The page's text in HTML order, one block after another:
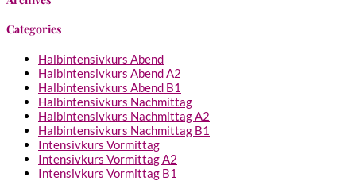
Categories
Halbintensivkurs Abend
Halbintensivkurs Abend A2
Halbintensivkurs Abend B1
Halbintensivkurs Nachmittag
Halbintensivkurs Nachmittag A2
Halbintensivkurs Nachmittag B1
Intensivkurs Vormittag
Intensivkurs Vormittag A2
Intensivkurs Vormittag B1